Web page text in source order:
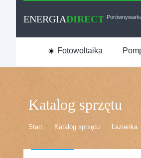
ENERGIADIRECT
Fotowoltaika
Katalog sprzętu
Start Katalog sprzętu Łazienka